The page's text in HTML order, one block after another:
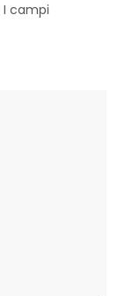
I campi